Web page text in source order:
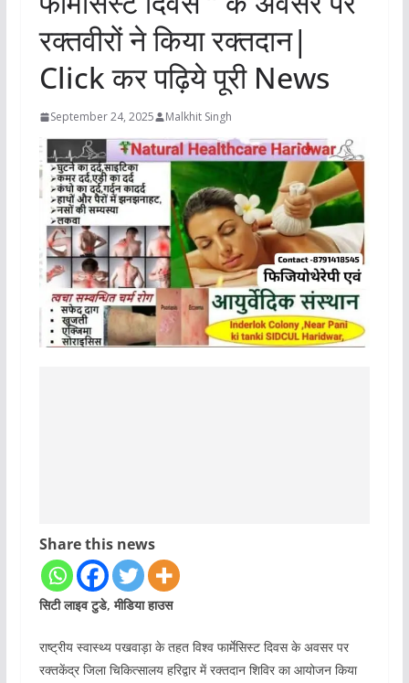
रक्तवीरों ने किया रक्तदान|
Click कर पढ़िये पूरी News
September 24, 2025 Malkhit Singh
Share this news
सिटी लाइव टुडे, मीडिया हाउस
राष्ट्रीय स्वास्थ्य पखवाड़ा के तहत विश्व फार्मेसिस्ट दिवस के अवसर पर
रक्तकेंद्र जिला चिकित्सालय हरिद्वार में रक्तदान शिविर का आयोजन किया